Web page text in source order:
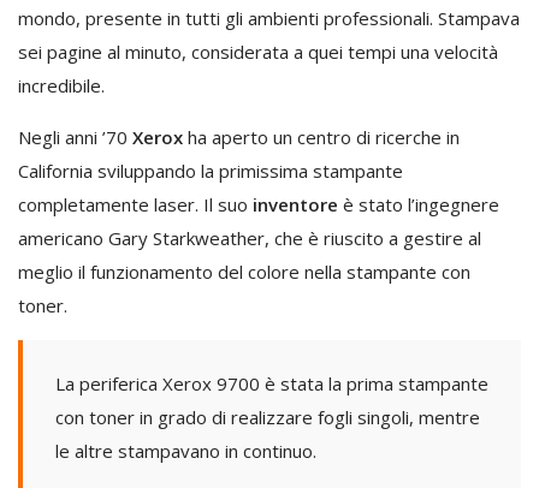
mondo, presente in tutti gli ambienti professionali. Stampava
sei pagine al minuto, considerata a quei tempi una velocità
incredibile.
Negli anni ’70 Xerox ha aperto un centro di ricerche in
California sviluppando la primissima stampante
completamente laser. Il suo inventore è stato l’ingegnere
americano Gary Starkweather, che è riuscito a gestire al
meglio il funzionamento del colore nella stampante con
toner.
La periferica Xerox 9700 è stata la prima stampante
con toner in grado di realizzare fogli singoli, mentre
le altre stampavano in continuo.